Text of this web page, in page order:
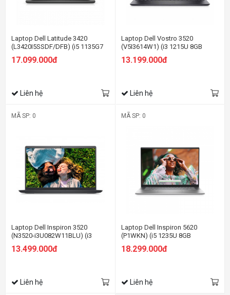
Laptop Dell Latitude 3420
(L3420I5SSDF/DFB) (i5 1135G7
SSD/14.0FHD/Fedora/Đen)
17.099.000đ
Liên hệ
Laptop Dell Vostro 3520
(V5I3614W1) (i3 1215U 8GB
FHD/Win11/OfficeHS21/Xám)
13.199.000đ
Liên hệ
MÃ SP: 0
Laptop Dell Inspiron 3520
(N3520-i3U082W11BLU) (i3
1215U 8GB RAM/256GB
SSD/15.6 inch
13.499.000đ
Liên hệ
MÃ SP: 0
Laptop Dell Inspiron 5620
(P1WKN) (i5 1235U 8GB
RAM/256GB SSD/16.0 inch
FHD+/Win11/Office HS21/Bạc)
18.299.000đ
Liên hệ